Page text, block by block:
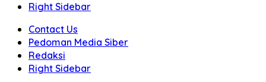
Right Sidebar
Contact Us
Pedoman Media Siber
Redaksi
Right Sidebar